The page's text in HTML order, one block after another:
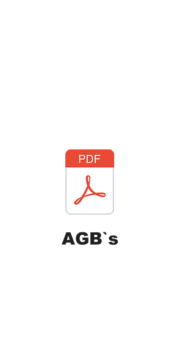
AGB`s